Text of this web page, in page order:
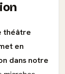
théâtre
en
dans notre